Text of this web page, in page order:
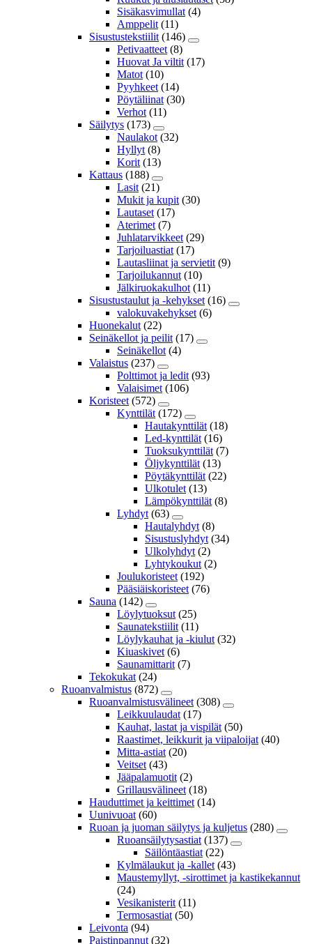
Sisäkasvimullat (4)
Amppelit (11)
Sisustustekstiilit (146)
Petivaatteet (8)
Huovat Ja viltit (17)
Matot (10)
Pyyhkeet (14)
Pöytäliinat (30)
Verhot (11)
Säilytys (173)
Naulakot (32)
Hyllyt (8)
Korit (13)
Kattaus (188)
Lasit (21)
Mukit ja kupit (30)
Lautaset (17)
Aterimet (7)
Juhlatarvikkeet (29)
Tarjoiluastiat (17)
Lautasliinat ja servietit (9)
Tarjoilukannut (10)
Jälkiruokakulhot (11)
Sisustustaulut ja -kehykset (16)
valokuvakehykset (6)
Huonekalut (22)
Seinäkellot ja peilit (17)
Seinäkellot (4)
Valaistus (237)
Polttimot ja ledit (93)
Valaisimet (106)
Koristeet (572)
Kynttilät (172)
Hautakynttilät (18)
Led-kynttilät (16)
Tuoksukynttilät (7)
Öljykynttilät (13)
Pöytäkynttilät (22)
Ulkotulet (13)
Lämpökynttilät (8)
Lyhdyt (63)
Hautalyhdyt (8)
Sisustuslyhdyt (34)
Ulkolyhdyt (2)
Lyhtykoukut (2)
Joulukoristeet (192)
Pääsiäiskoristeet (76)
Sauna (142)
Löylytuoksut (25)
Saunatekstiilit (11)
Löylykauhat ja -kiulut (32)
Kiuaskivet (6)
Saunamittarit (7)
Tekokukat (24)
Ruoanvalmistus (872)
Ruoanvalmistusvälineet (308)
Leikkuulaudat (17)
Kauhat, lastat ja vispilät (50)
Raastimet, leikkurit ja viipaloijat (40)
Mitta-astiat (20)
Veitset (43)
Jääpalamuotit (2)
Grillausvälineet (18)
Hauduttimet ja keittimet (14)
Uunivuoat (60)
Ruoan ja juoman säilytys ja kuljetus (280)
Ruoansäilytysastiat (137)
Säilöntäastiat (22)
Kylmälaukut ja -kallet (43)
Maustemyllyt, -sirottimet ja kastikekannut
(24)
Vesikanisterit (11)
Termosastiat (50)
Leivonta (94)
Paistinpannut (32)